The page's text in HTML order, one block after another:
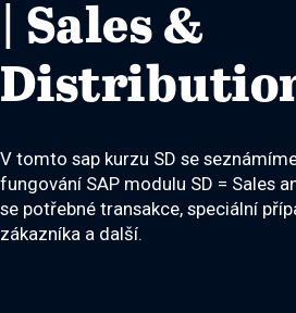
| Sales &
V tomto sap kurzu SD se
fungování SAP modulu SD = Sales
se potřebné transakce, speciální
zákazníka a další.